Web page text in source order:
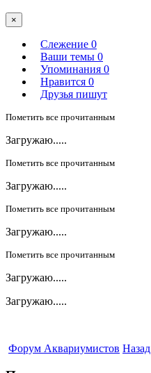
×
Слежение 0
Ваши темы 0
Упоминания 0
Нравится 0
Друзья пишут
Пометить все прочитанным
Загружаю.....
Пометить все прочитанным
Загружаю.....
Пометить все прочитанным
Загружаю.....
Пометить все прочитанным
Загружаю.....
Загружаю.....
Форум Аквариумистов Назад